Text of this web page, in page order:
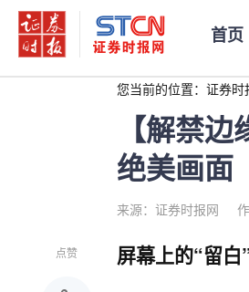
首页
您当前的位置： 证券时
【解禁
绝美画面
来源：证券时报网
点赞 屏幕上的“留